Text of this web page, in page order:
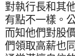
對執行長和其
有點不一樣。
而知他們對股
們領取高薪也